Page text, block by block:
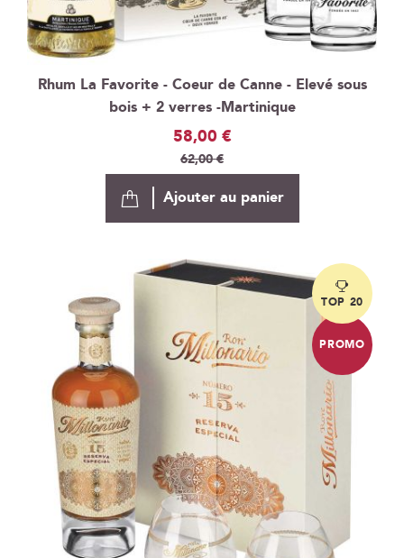
Rhum La Favorite - Coeur de Canne - Elevé sous
bois + 2 verres -Martinique
Prix
Spécial
58,00 €
62,00 €
Ajouter au panier
TOP 20
PROMO